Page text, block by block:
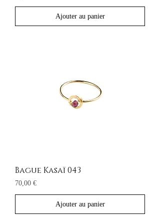
Ajouter au panier
Bague Kasaï 043
Prix
70,00 €
Ajouter au panier